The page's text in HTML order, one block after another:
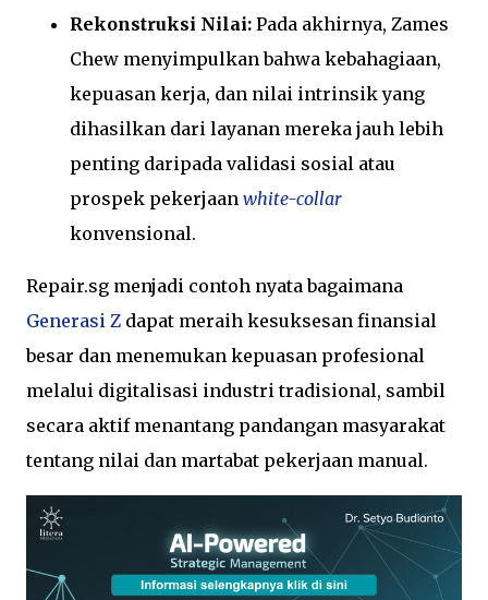
Rekonstruksi Nilai: Pada akhirnya, Zames
Chew menyimpulkan bahwa kebahagiaan,
kepuasan kerja, dan nilai intrinsik yang
dihasilkan dari layanan mereka jauh lebih
penting daripada validasi sosial atau
prospek pekerjaan white-collar
konvensional.
Repair.sg menjadi contoh nyata bagaimana
Generasi Z dapat meraih kesuksesan finansial
besar dan menemukan kepuasan profesional
melalui digitalisasi industri tradisional, sambil
secara aktif menantang pandangan masyarakat
tentang nilai dan martabat pekerjaan manual.